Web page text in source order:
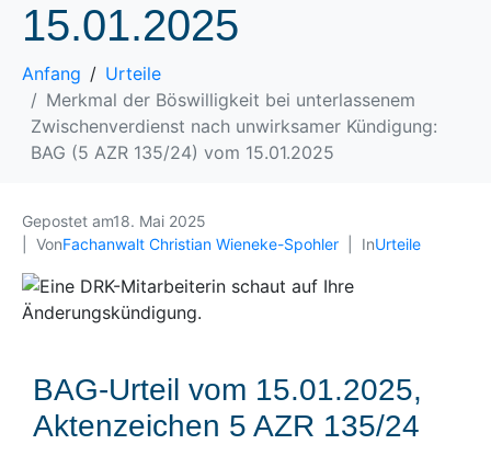
15.01.2025
Anfang
Urteile
Merkmal der Böswilligkeit bei unterlassenem
Zwischenverdienst nach unwirksamer Kündigung:
BAG (5 AZR 135/24) vom 15.01.2025
Gepostet am18. Mai 2025
VonFachanwalt Christian Wieneke-Spohler InUrteile
BAG-Urteil vom 15.01.2025,
Aktenzeichen 5 AZR 135/24